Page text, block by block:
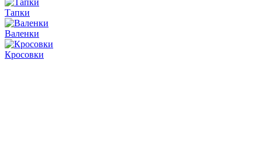
Тапки
Валенки
Кросовки